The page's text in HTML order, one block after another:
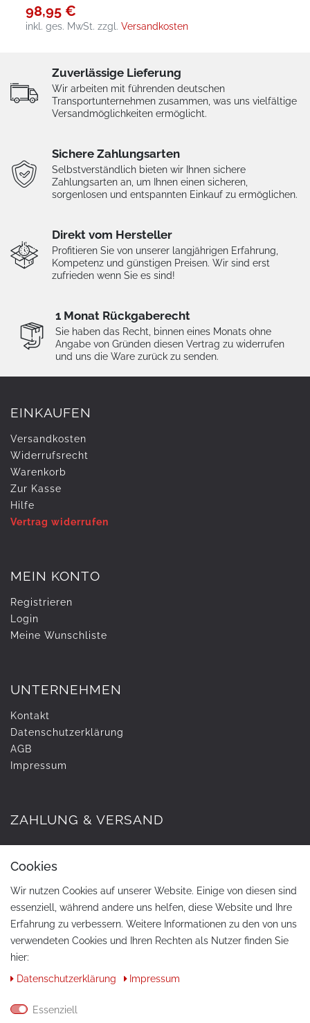
98,95 €
inkl. ges. MwSt. zzgl.Versandkosten
Zuverlässige Lieferung
Wir arbeiten mit führenden deutschen
Transportunternehmen zusammen, was uns vielfältige
Versandmöglichkeiten ermöglicht.
Sichere Zahlungsarten
Selbstverständlich bieten wir Ihnen sichere
Zahlungsarten an, um Ihnen einen sicheren,
sorgenlosen und entspannten Einkauf zu ermöglichen.
Direkt vom Hersteller
Profitieren Sie von unserer langjährigen Erfahrung,
Kompetenz und günstigen Preisen. Wir sind erst
zufrieden wenn Sie es sind!
1 Monat Rückgaberecht
Sie haben das Recht, binnen eines Monats ohne
Angabe von Gründen diesen Vertrag zu widerrufen
und uns die Ware zurück zu senden.
EINKAUFEN
Versandkosten
Widerrufs­recht
Warenkorb
Zur Kasse
Hilfe
Vertrag widerrufen
MEIN KONTO
Registrieren
Login
Meine Wunschliste
UNTERNEHMEN
Kontakt
Daten­schutz­erklärung
AGB
Impressum
ZAHLUNG & VERSAND
Cookies
Wir nutzen Cookies auf unserer Website. Einige von diesen sind
essenziell, während andere uns helfen, diese Website und Ihre
Erfahrung zu verbessern. Weitere Informationen zu den von uns
verwendeten Cookies und Ihren Rechten als Nutzer finden Sie
hier:
Daten­schutz­erklärung
Impressum
Essenziell